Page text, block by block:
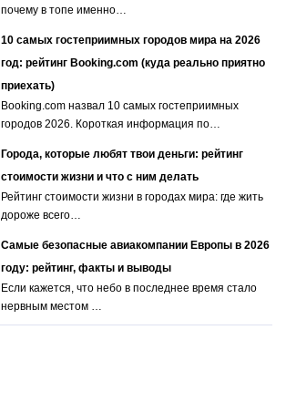
почему в топе именно…
10 самых гостеприимных городов мира на 2026
год: рейтинг Booking.com (куда реально приятно
приехать)
Booking.com назвал 10 самых гостеприимных
городов 2026. Короткая информация по…
Города, которые любят твои деньги: рейтинг
стоимости жизни и что с ним делать
Рейтинг стоимости жизни в городах мира: где жить
дороже всего…
Самые безопасные авиакомпании Европы в 2026
году: рейтинг, факты и выводы
Если кажется, что небо в последнее время стало
нервным местом …